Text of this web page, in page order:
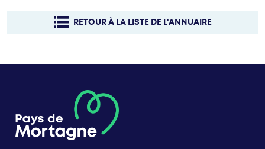
RETOUR À LA LISTE DE L'ANNUAIRE